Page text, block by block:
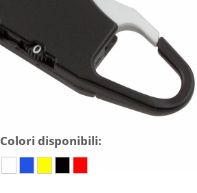
Colori disponibili: